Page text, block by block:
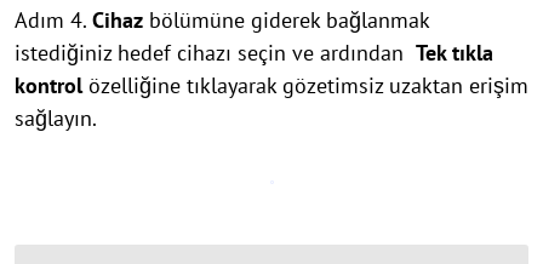
Adım 4. Cihaz bölümüne giderek bağlanmak
istediğiniz hedef cihazı seçin ve ardından Tek tıkla
kontrolözelliğine tıklayarak gözetimsiz uzaktan erişim
sağlayın.